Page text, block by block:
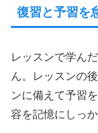
復習と予習を
レッスンで学ん
ん。レッスンの
ンに備えて予習
容を記憶にしっ